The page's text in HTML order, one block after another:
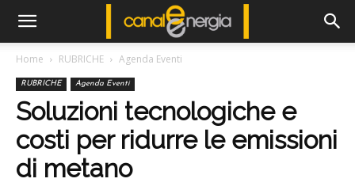
Home RUBRICHE Agenda Eventi
RUBRICHE Agenda Eventi
Soluzioni tecnologiche e
costi per ridurre le emissioni
di metano